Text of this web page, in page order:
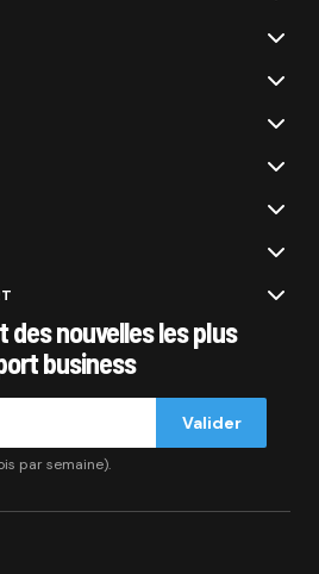
nouvelles les plus
business
Valider
par semaine).